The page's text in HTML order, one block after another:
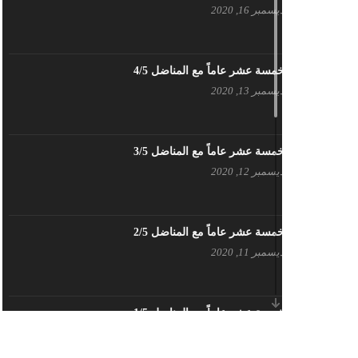
بيان حزب اليسار الديمقراطي السوري
تنويه صادر عن المكتب الإعلامي لحزب
بطاقة تهنئة – حزب اليسار الديمقراطي
أَنقِذوا اللَاجِئين السُوريين في لُبنان –
أبريل 26, 2023
ديسمبر 16, 2020
خمسة عشر عاماً مع المناضل 4/5
ديسمبر 13, 2020
خمسة عشر عاماً مع المناضل 3/5
ديسمبر 12, 2020
خمسة عشر عاماً مع المناضل 2/5
ديسمبر 11, 2020
خمسة عشر عاماً مع المناضل 1/5